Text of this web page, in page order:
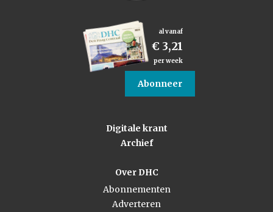
al vanaf
€ 3,21
per week
Abonneer
Digitale krant
Archief
Over DHC
Abonnementen
Adverteren